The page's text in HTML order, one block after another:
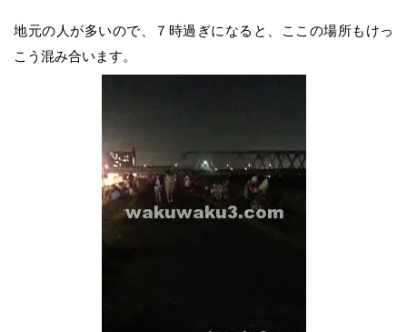
地元の人が多いので、７時過ぎになると、ここの場所もけっ
こう混み合います。